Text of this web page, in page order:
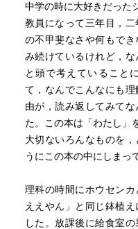
中学の時に大好きだった
教員になって三年目，
の不甲斐なさや何もで
み続けているけれど，な
と頭で考えていること
て，なんでこんなにも
由が，読み返してみて
た。この本は「わたし」
大切ないろんなものを
うにこの本の中にしまっ
理科の時間にホウセン
ええやん」と同じ鉢植
した。放課後に給食室